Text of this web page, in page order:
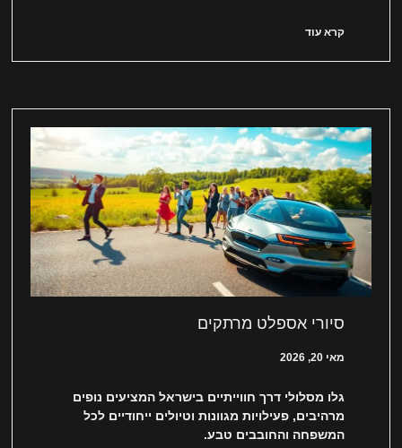
קרא עוד
סיורי אספלט מרתקים
מאי 20, 2026
גלו מסלולי דרך חווייתיים בישראל המציעים נופים
מרהיבים, פעילויות מגוונות וטיולים ייחודיים לכל
המשפחה והחובבים טבע.